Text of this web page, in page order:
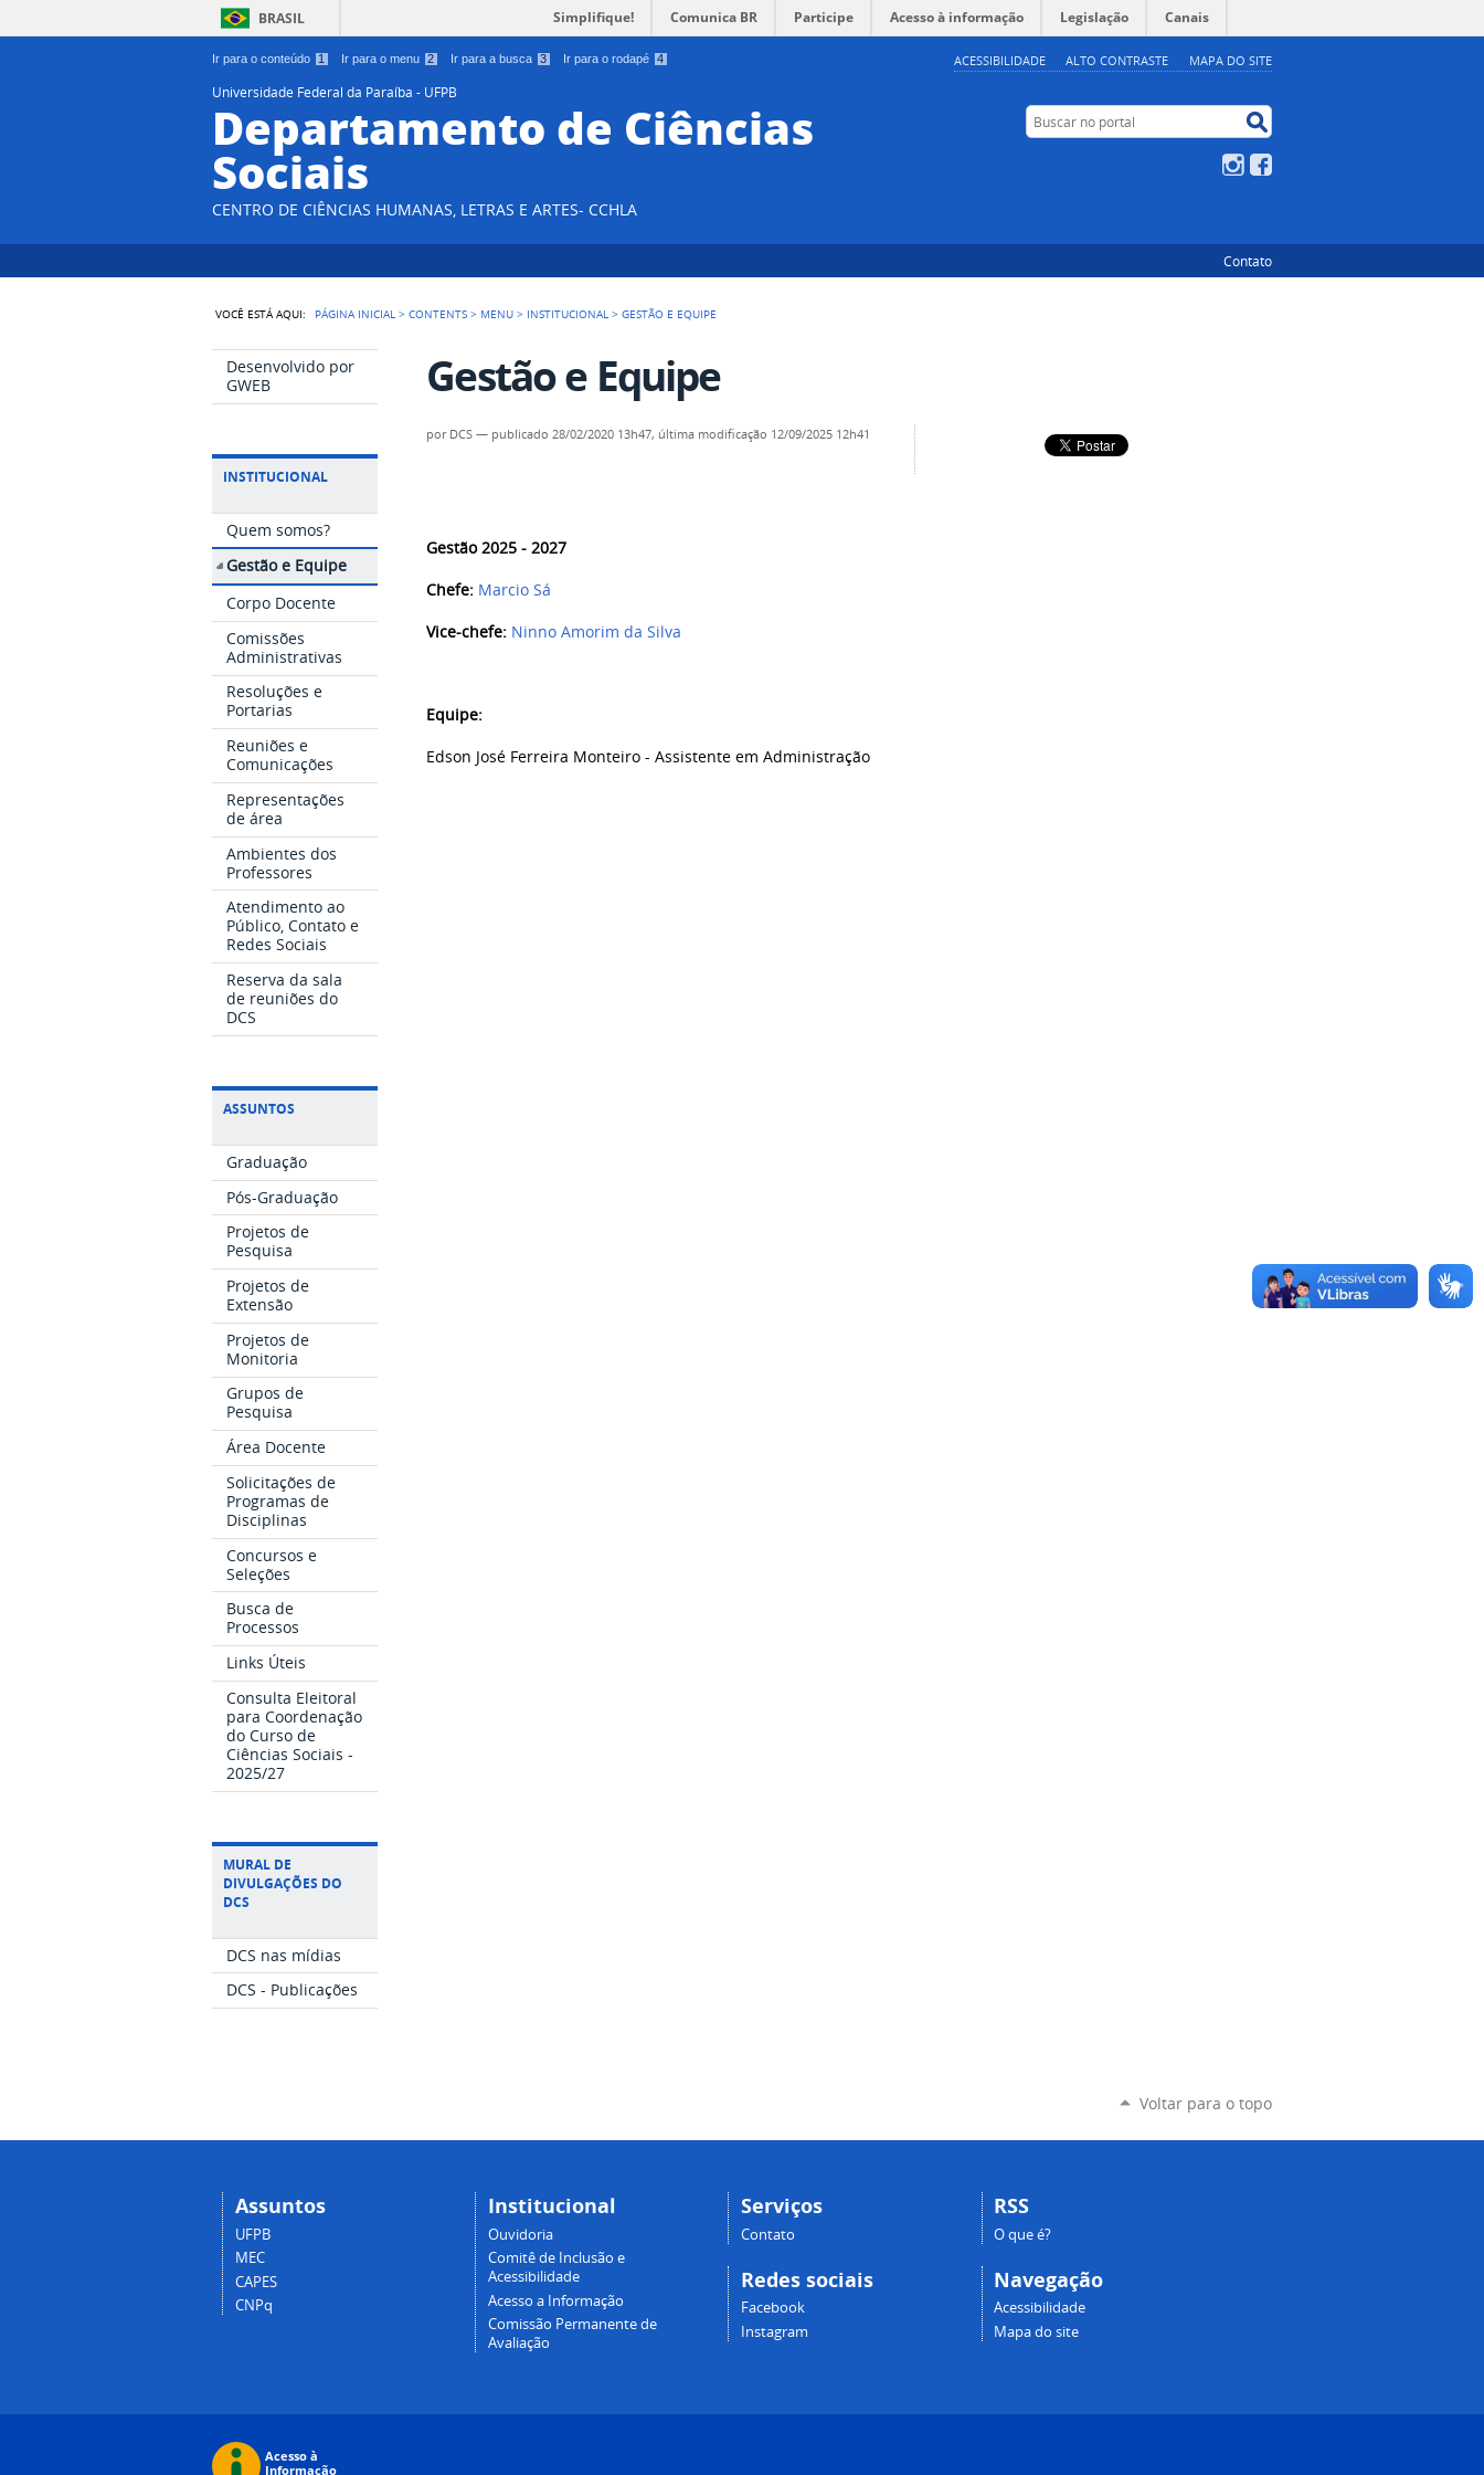
Ir para o conteúdo 1 Ir para o menu 2 Ir para a busca 3 Ir para o rodapé 4 ACESSIBILIDADE ALTO CONTRASTE MAPA DO SITE
BRASIL Simplifique! Comunica BR Participe Acesso à informação Legislação Canais
Universidade Federal da Paraíba - UFPB
Departamento de Ciências
Sociais
CENTRO DE CIÊNCIAS HUMANAS, LETRAS E ARTES- CCHLA
Buscar no portal
Instagram
Contato
VOCÊ ESTÁ AQUI: PÁGINA INICIAL >CONTENTS > MENU > INSTITUCIONAL >GESTÃO E EQUIPE
Desenvolvido por
GWEB
INSTITUCIONAL
Quem somos?
Gestão e Equipe
Corpo Docente
Comissões
Administrativas
Resoluções e
Portarias
Reuniões e
Comunicações
Representações
de área
Ambientes dos
Professores
Atendimento ao
Público, Contato e
Redes Sociais
Reserva da sala
de reuniões do
DCS
ASSUNTOS
Graduação
Pós-Graduação
Projetos de
Pesquisa
Projetos de
Extensão
Projetos de
Monitoria
Grupos de
Pesquisa
Área Docente
Solicitações de
Programas de
Disciplinas
Concursos e
Seleções
Busca de
Processos
Links Úteis
Consulta Eleitoral
para Coordenação
do Curso de
Ciências Sociais -
2025/27
MURAL DE
DIVULGAÇÕES DO
DCS
DCS nas mídias
DCS - Publicações
Gestão e Equipe
por DCS — publicado 28/02/2020 13h47, última modificação 12/09/2025 12h41
Gestão 2025 - 2027
Chefe: Marcio Sá
Vice-chefe: Ninno Amorim da Silva
Equipe:
Edson José Ferreira Monteiro - Assistente em Administração
Voltar para o topo
Assuntos
UFPB
MEC
CAPES
CNPq
Institucional
Ouvidoria
Comitê de Inclusão e
Acessibilidade
Acesso a Informação
Comissão Permanente de
Avaliação
Serviços
Contato
Redes sociais
Facebook
Instagram
RSS
O que é?
Navegação
Acessibilidade
Mapa do site